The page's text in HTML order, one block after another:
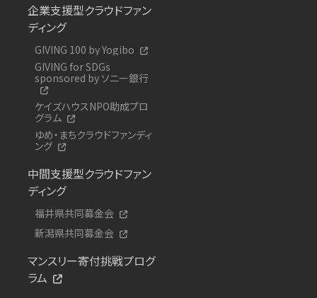
企業支援型クラウドファン
ディング
GIVING 100 by Yogibo
GIVING for SDGs
sponsored by ソニー銀行
ケイズハウスNPO助成プロ
グラム
ゆめ・まちクラウドファンディ
ング
中間支援型クラウドファン
ディング
福井県共同募金会
新潟県共同募金会
マンスリー寄付挑戦プログ
ラム